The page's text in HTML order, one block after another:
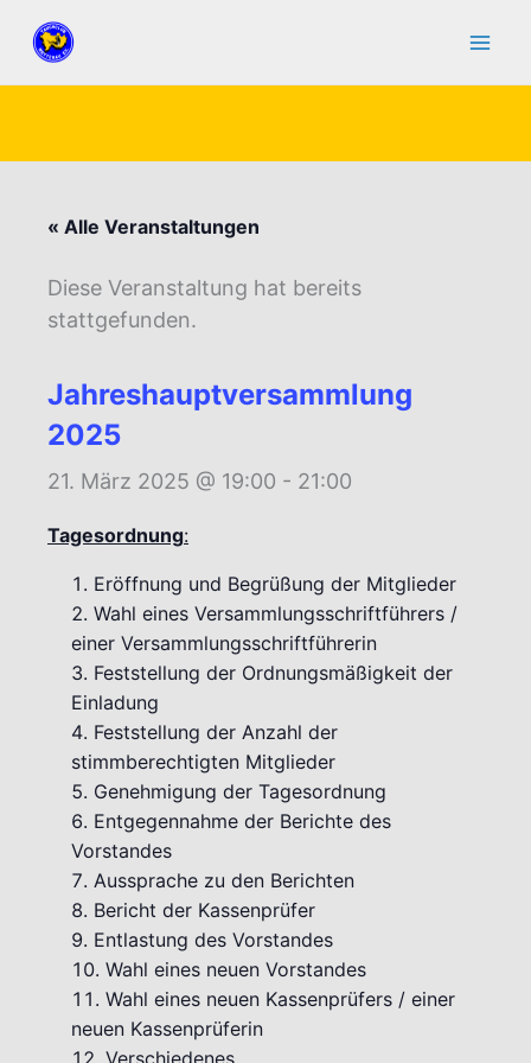
Inhalt
« Alle Veranstaltungen
Diese Veranstaltung hat bereits
stattgefunden.
Jahreshauptversammlung
2025
21. März 2025 @ 19:00 - 21:00
Tagesordnung:
Eröffnung und Begrüßung der Mitglieder
Wahl eines Versammlungsschriftführers /
einer Versammlungsschriftführerin
Feststellung der Ordnungsmäßigkeit der
Einladung
Feststellung der Anzahl der
stimmberechtigten Mitglieder
Genehmigung der Tagesordnung
Entgegennahme der Berichte des
Vorstandes
Aussprache zu den Berichten
Bericht der Kassenprüfer
Entlastung des Vorstandes
Wahl eines neuen Vorstandes
Wahl eines neuen Kassenprüfers / einer
neuen Kassenprüferin